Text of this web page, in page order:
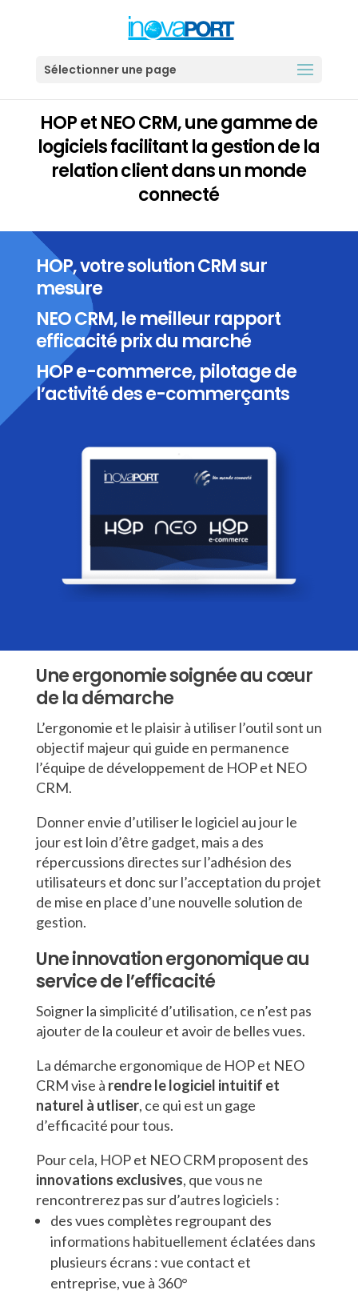
Sélectionner une page
HOP et NEO CRM, une gamme de
logiciels facilitant la gestion de la
relation client dans un monde
connecté
HOP, votre solution CRM sur
mesure
NEO CRM, le meilleur rapport
efficacité prix du marché
HOP e-commerce, pilotage de
l’activité des e-commerçants
Une ergonomie soignée au cœur
de la démarche
L’ergonomie et le plaisir à utiliser l’outil sont un
objectif majeur qui guide en permanence
l’équipe de développement de HOP et NEO
CRM.
Donner envie d’utiliser le logiciel au jour le
jour est loin d’être gadget, mais a des
répercussions directes sur l’adhésion des
utilisateurs et donc sur l’acceptation du projet
de mise en place d’une nouvelle solution de
gestion.
Une innovation ergonomique au
service de l’efficacité
Soigner la simplicité d’utilisation, ce n’est pas
ajouter de la couleur et avoir de belles vues.
La démarche ergonomique de HOP et NEO
CRM vise à rendre le logiciel intuitif et
naturel à utliser, ce qui est un gage
d’efficacité pour tous.
Pour cela, HOP et NEO CRM proposent des
innovations exclusives, que vous ne
rencontrerez pas sur d’autres logiciels :
des vues complètes regroupant des
informations habituellement éclatées dans
plusieurs écrans : vue contact et
entreprise, vue à 360°